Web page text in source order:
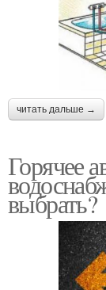
читать дальше →
Горячее
выбрать?